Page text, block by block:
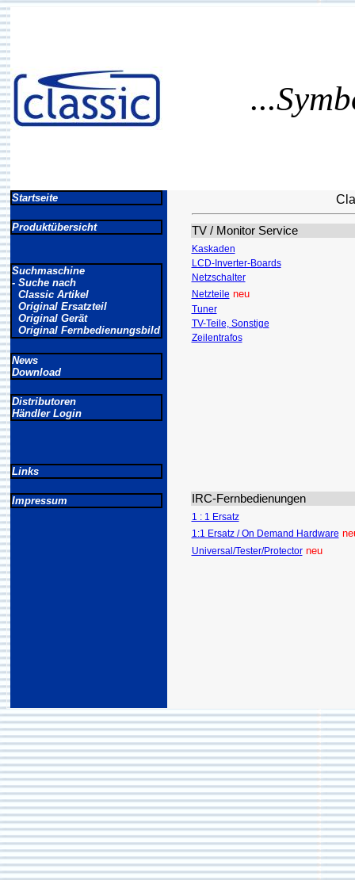
Startseite
Produktübersicht
Suchmaschine
- Suche nach
Classic Artikel
Original Ersatzteil
Original Gerät
Original Fernbedienungsbild
News
Download
Distributoren
Händler Login
Links
Impressum
TV / Monitor Service
Kaskaden
LCD-Inverter-Boards
Netzschalter
Netzteile neu
Tuner
TV-Teile, Sonstige
Zeilentrafos
IRC-Fernbedienungen
1 : 1 Ersatz
1:1 Ersatz / On Demand Hardware
Universal/Tester/Protector neu